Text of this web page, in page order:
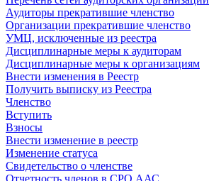
Аудиторы прекратившие членство
Организации прекратившие членство
УМЦ, исключенные из реестра
Дисциплинарные меры к аудиторам
Дисциплинарные меры к организациям
Внести изменения в Реестр
Получить выписку из Реестра
Членство
Вступить
Взносы
Внести изменение в реестр
Изменение статуса
Свидетельство о членстве